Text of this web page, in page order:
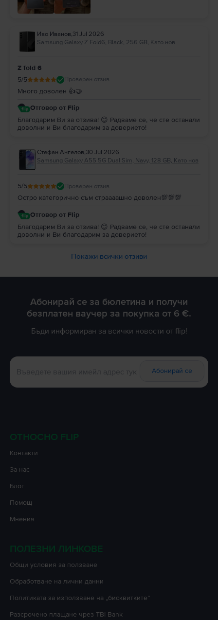
Иво Иванов,31 Jul 2026
Samsung Galaxy Z Fold6, Black, 256 GB, Като нов
Z fold 6
5/5 Проверен отзив
Много доволен 👍🤝
Отговор от Flip
Благодарим Ви за отзива! 😊 Радваме се, че сте останали
доволни и Ви благодарим за доверието!
Стефан Ангелов,30 Jul 2026
Samsung Galaxy A55 5G Dual Sim, Navy, 128 GB, Като нов
5/5 Проверен отзив
Остро категорично съм страааашно доволен💯💯💯
Отговор от Flip
Благодарим Ви за отзива! 😊 Радваме се, че сте останали
доволни и Ви благодарим за доверието!
Покажи всички отзиви
Абонирай се за бюлетина и получи
безплатен ваучер за покупка от 6 €.
Бъди информиран за всички новости от flip!
Абонирай се
ОТНОСНО FLIP
Контакти
За нас
Блог
Помощ
Мнения
ПОЛЕЗНИ ЛИНКОВЕ
Oбщи условия за ползване
Oбработване на лични данни
Политиката за използване на „бисквитките”
Разсрочено плащане чрез TBI Bank